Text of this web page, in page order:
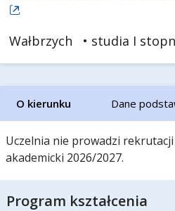
Wałbrzych • studia I
O kierunku Dane
Uczelnia nie prowadzi
akademicki 2026/2027.
Program kształcenia